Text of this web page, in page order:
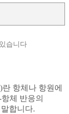
습니다
란 항체나 항원에
항체 반응의
합니다.